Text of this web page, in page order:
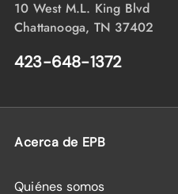
10 West M.L. King Blvd
Chattanooga, TN 37402
423-648-1372
Acerca de EPB
Quiénes somos